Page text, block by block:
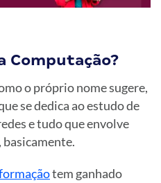
Computação?
o próprio nome sugere,
se dedica ao estudo de
e tudo que envolve
tem ganhado